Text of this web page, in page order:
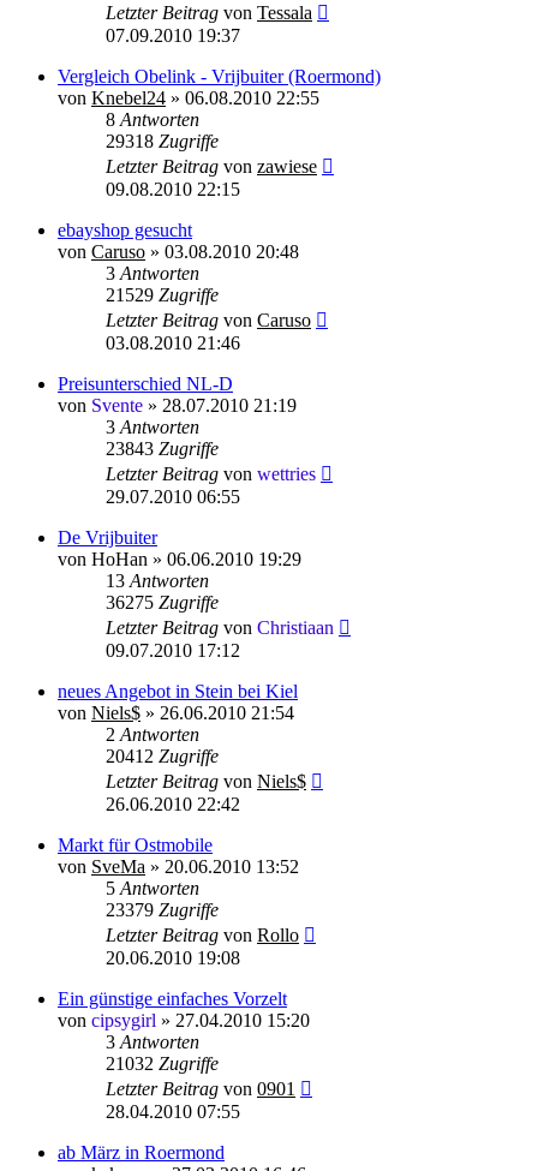
Letzter Beitrag von Tessala
07.09.2010 19:37
Vergleich Obelink - Vrijbuiter (Roermond)
von Knebel24 » 06.08.2010 22:55
8 Antworten
29318 Zugriffe
Letzter Beitrag von zawiese
09.08.2010 22:15
ebayshop gesucht
von Caruso » 03.08.2010 20:48
3 Antworten
21529 Zugriffe
Letzter Beitrag von Caruso
03.08.2010 21:46
Preisunterschied NL-D
von Svente » 28.07.2010 21:19
3 Antworten
23843 Zugriffe
Letzter Beitrag von wettries
29.07.2010 06:55
De Vrijbuiter
von HoHan » 06.06.2010 19:29
13 Antworten
36275 Zugriffe
Letzter Beitrag von Christiaan
09.07.2010 17:12
neues Angebot in Stein bei Kiel
von Niels$ » 26.06.2010 21:54
2 Antworten
20412 Zugriffe
Letzter Beitrag von Niels$
26.06.2010 22:42
Markt für Ostmobile
von SveMa » 20.06.2010 13:52
5 Antworten
23379 Zugriffe
Letzter Beitrag von Rollo
20.06.2010 19:08
Ein günstige einfaches Vorzelt
von cipsygirl » 27.04.2010 15:20
3 Antworten
21032 Zugriffe
Letzter Beitrag von 0901
28.04.2010 07:55
ab März in Roermond